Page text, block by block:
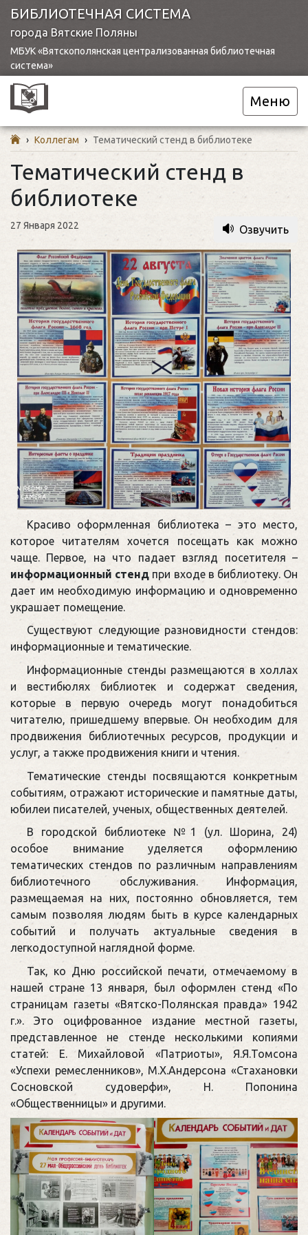
БИБЛИОТЕЧНАЯ СИСТЕМА
города Вятские Поляны
МБУК «Вятскополянская централизованная библиотечная
система»
Меню
› Коллегам › Тематический стенд в библиотеке
Тематический стенд в
библиотеке
27 Января 2022 Озвучить
Красиво оформленная библиотека – это место,
которое читателям хочется посещать как можно
чаще. Первое, на что падает взгляд посетителя –
информационный стенд при входе в библиотеку. Он
дает им необходимую информацию и одновременно
украшает помещение.
Существуют следующие разновидности стендов:
информационные и тематические.
Информационные стенды размещаются в холлах
и вестибюлях библиотек и содержат сведения,
которые в первую очередь могут понадобиться
читателю, пришедшему впервые. Он необходим для
продвижения библиотечных ресурсов, продукции и
услуг, а также продвижения книги и чтения.
Тематические стенды посвящаются конкретным
событиям, отражают исторические и памятные даты,
юбилеи писателей, ученых, общественных деятелей.
В городской библиотеке №1 (ул. Шорина, 24)
особое внимание уделяется оформлению
тематических стендов по различным направлениям
библиотечного обслуживания. Информация,
размещаемая на них, постоянно обновляется, тем
самым позволяя людям быть в курсе календарных
событий и получать актуальные сведения в
легкодоступной наглядной форме.
Так, ко Дню российской печати, отмечаемому в
нашей стране 13 января, был оформлен стенд «По
страницам газеты «Вятско-Полянская правда» 1942
г.». Это оцифрованное издание местной газеты,
представленное не стенде несколькими копиями
статей: Е. Михайловой «Патриоты», Я.Я.Томсона
«Успехи ремесленников», М.Х.Андерсона «Стахановки
Сосновской судоверфи», Н. Попонина
«Общественницы» и другими.